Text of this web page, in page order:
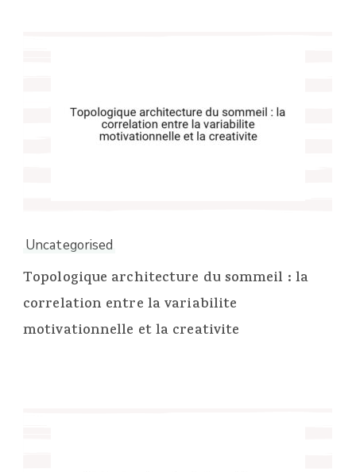
Uncategorised
Topologique architecture du sommeil : la
correlation entre la variabilite
motivationnelle et la creativite